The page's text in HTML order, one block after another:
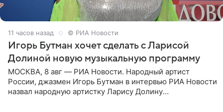
11 часов назад © РИА Новости
Игорь Бутман хочет сделать с Ларисой
Долиной новую музыкальную программу
МОСКВА, 8 авг — РИА Новости. Народный артист
России, джазмен Игорь Бутман в интервью РИА Новости
назвал народную артистку Ларису Долину